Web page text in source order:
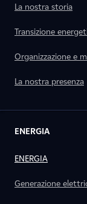
La nostra storia
Transizione
Organizzazione e
La nostra presenza
ENERGIA
ENERGIA
Generazione